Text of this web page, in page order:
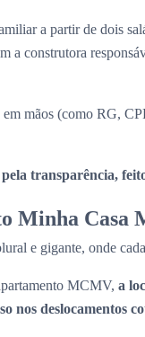
a partir de dois
a construtora
mãos (como RG,
transparência,
Minha Casa
e gigante, onde
MCMV, a
nos deslocamentos